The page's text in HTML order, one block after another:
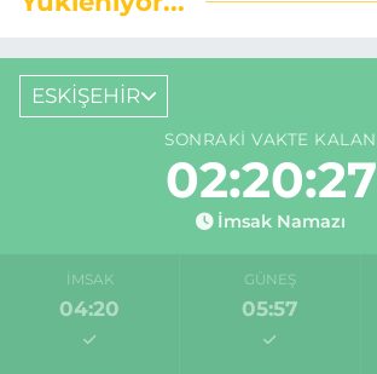
ESKİŞEHİR
SONRAKI VAKTE KALAN
02:20:26
İmsak Namazı
İMSAK
04:20
GÜNEŞ
05:57